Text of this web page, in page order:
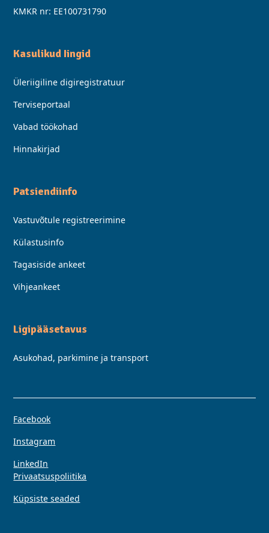
KMKR nr: EE100731790
Kasulikud Iingid
Üleriigiline digiregistratuur
Terviseportaal
Vabad töökohad
Hinnakirjad
Patsiendiinfo
Vastuvõtule registreerimine
Külastusinfo
Tagasiside ankeet
Vihjeankeet
Ligipääsetavus
Asukohad, parkimine ja transport
Privaatsuspoliitika
Küpsiste seaded
Facebook
Instagram
LinkedIn